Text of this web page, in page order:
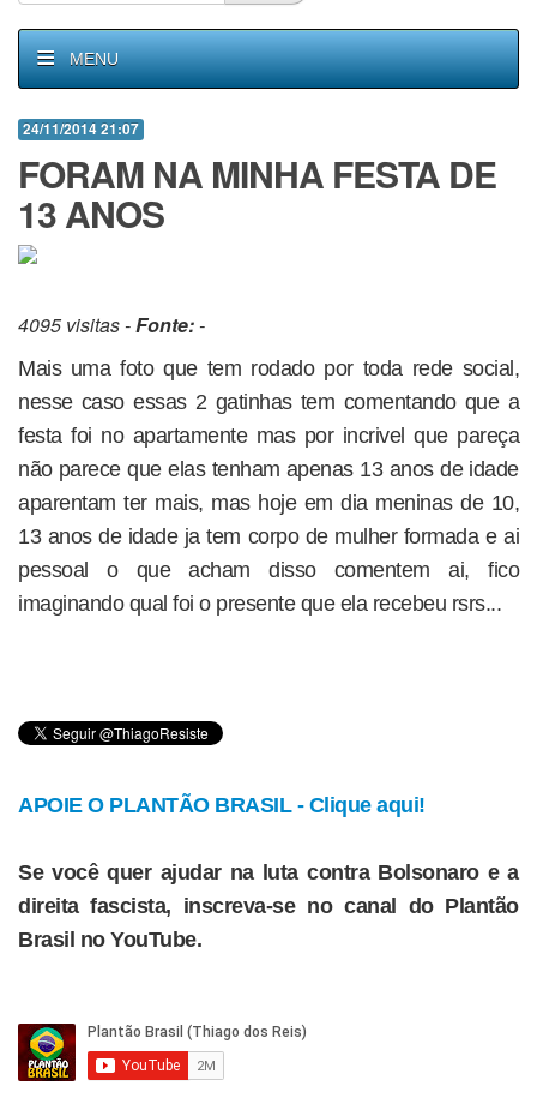
MENU
24/11/2014 21:07
FORAM NA MINHA FESTA DE
13 ANOS
4095 visitas -Fonte:-
Mais uma foto que tem rodado por toda rede social,
nesse caso essas 2 gatinhas tem comentando que a
festa foi no apartamente mas por incrivel que pareça
não parece que elas tenham apenas 13 anos de idade
aparentam ter mais, mas hoje em dia meninas de 10,
13 anos de idade ja tem corpo de mulher formada e ai
pessoal o que acham disso comentem ai, fico
imaginando qual foi o presente que ela recebeu rsrs...
APOIE O PLANTÃO BRASIL - Clique aqui!
Se você quer ajudar na luta contra Bolsonaro e a
direita fascista, inscreva-se no canal do Plantão
Brasil no YouTube.